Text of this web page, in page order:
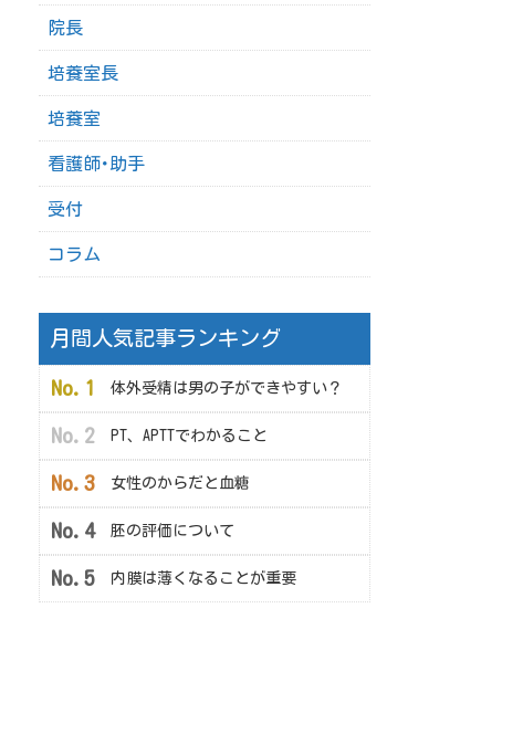
院長
培養室長
培養室
看護師･助手
受付
コラム
月間人気記事ランキング
体外受精は男の子ができやすい？
PT、APTTでわかること
女性のからだと血糖
胚の評価について
内膜は薄くなることが重要